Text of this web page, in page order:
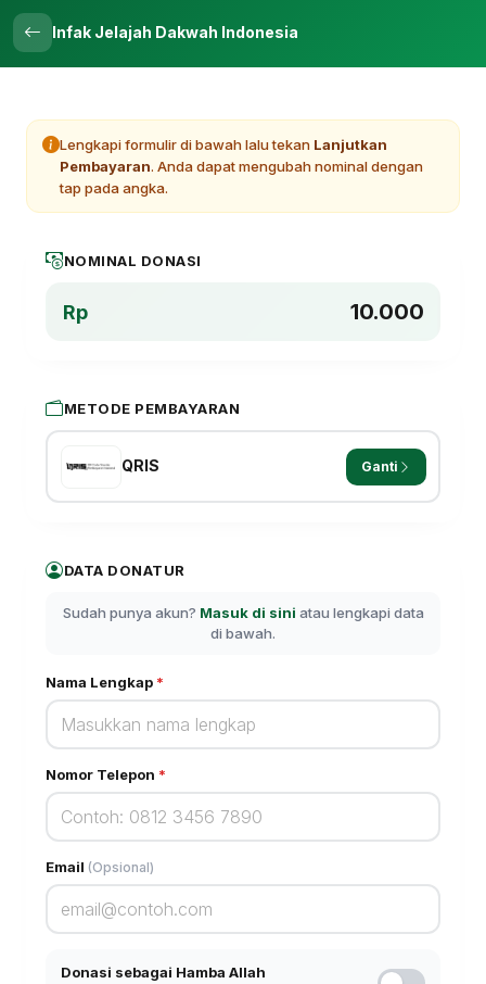
Infak Jelajah Dakwah Indonesia
Lengkapi formulir di bawah lalu tekan Lanjutkan
Pembayaran. Anda dapat mengubah nominal dengan
tap pada angka.
NOMINAL DONASI
Rp 10.000
METODE PEMBAYARAN
QRIS Ganti
DATA DONATUR
Sudah punya akun? Masuk di sini atau lengkapi data
di bawah.
Nama Lengkap *
Nomor Telepon *
Email (Opsional)
Donasi sebagai Hamba Allah